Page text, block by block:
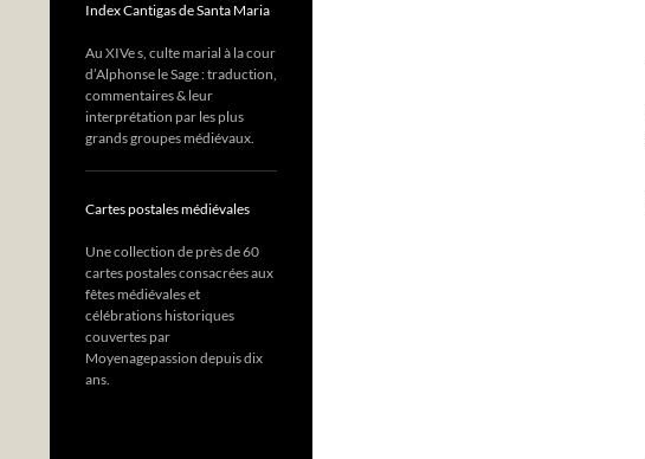
Index Cantigas de Santa Maria
Au XIVe s, culte marial à la cour
d’Alphonse le Sage : traduction,
commentaires & leur
interprétation par les plus
grands groupes médiévaux.
Cartes postales médiévales
Une collection de près de 60
cartes postales consacrées aux
fêtes médiévales et
célébrations historiques
couvertes par
Moyenagepassion depuis dix
ans.